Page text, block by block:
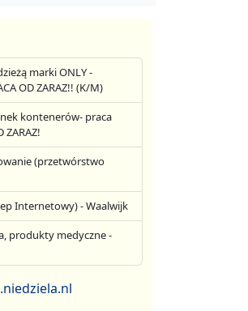
marki ONLY -
OD ZARAZ!! (K/M)
kontenerów- praca
ZARAZ!
(przetwórstwo
Internetowy) - Waalwijk
produkty medyczne -